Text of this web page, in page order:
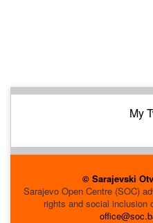
My
© Sarajevski
Sarajevo Open Centre (SOC)
rights and social inclusion